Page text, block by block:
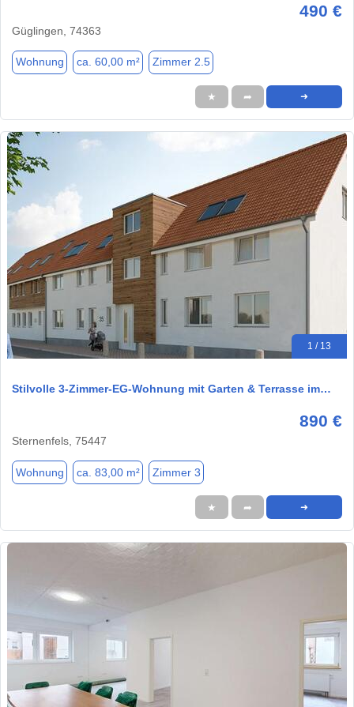
490 €
Güglingen, 74363
Wohnung ca. 60,00 m² Zimmer 2.5
★ ➦ ➜
1 / 13
Stilvolle 3-Zimmer-EG-Wohnung mit Garten & Terrasse im…
890 €
Sternenfels, 75447
Wohnung ca. 83,00 m² Zimmer 3
★ ➦ ➜